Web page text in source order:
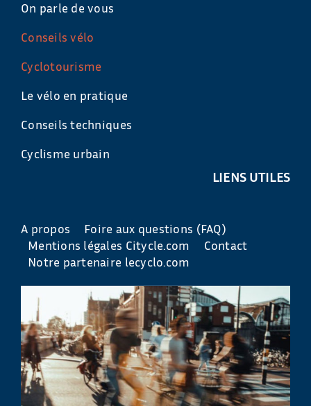
On parle de vous
Conseils vélo
Cyclotourisme
Le vélo en pratique
Conseils techniques
Cyclisme urbain
LIENS UTILES
A propos
Foire aux questions (FAQ)
Mentions légales Citycle.com
Contact
Notre partenaire lecyclo.com